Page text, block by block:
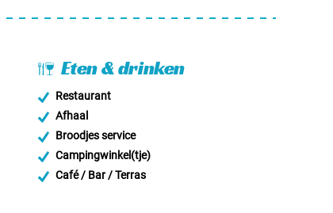
Eten & drinken
Restaurant
Afhaal
Broodjes service
Campingwinkel(tje)
Café / Bar / Terras